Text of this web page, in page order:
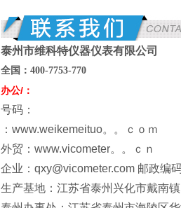
泰州市维科特仪器仪表有限公司
全国： 400-7753-770
办公/：
号码：
：www.weikemeituo。。ｃｏｍ
外贸：www.vicometer。。ｃｎ
企业：qxy@vicometer.com 邮政编
生产基地：江苏省泰州兴化市戴南